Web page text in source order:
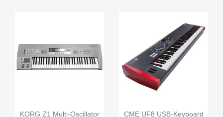
Γρήγορη προβολή
KORG Z1 Multi-Oscillator
Γρήγορη προβολή
CME UF8 USB-Keyboard